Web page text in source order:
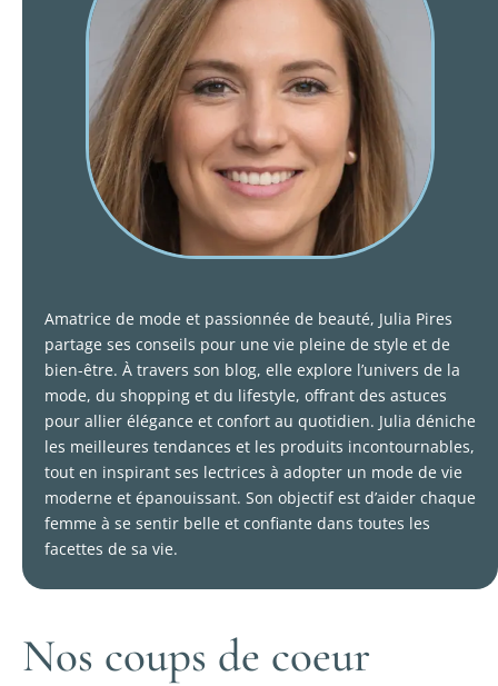
Amatrice de mode et passionnée de beauté, Julia Pires
partage ses conseils pour une vie pleine de style et de
bien-être. À travers son blog, elle explore l’univers de la
mode, du shopping et du lifestyle, offrant des astuces
pour allier élégance et confort au quotidien. Julia déniche
les meilleures tendances et les produits incontournables,
tout en inspirant ses lectrices à adopter un mode de vie
moderne et épanouissant. Son objectif est d’aider chaque
femme à se sentir belle et confiante dans toutes les
facettes de sa vie.
Nos coups de coeur